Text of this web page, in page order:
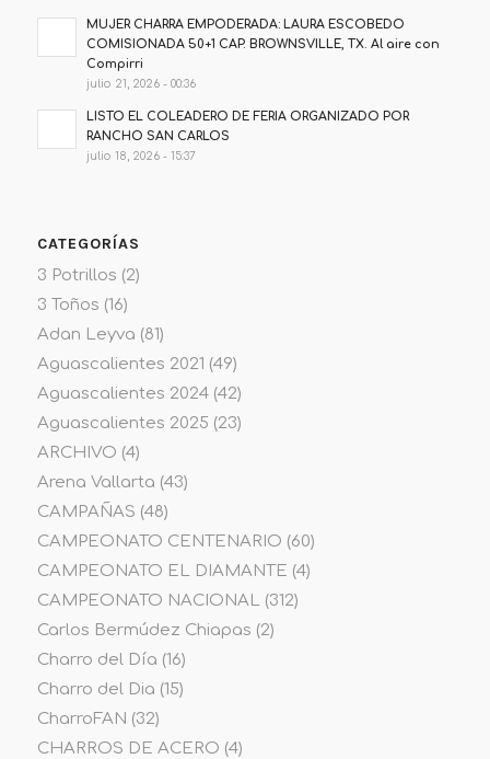
MUJER CHARRA EMPODERADA: LAURA ESCOBEDO
COMISIONADA 50+1 CAP. BROWNSVILLE, TX. Al aire con
Compirri
julio 21, 2026 - 00:36
LISTO EL COLEADERO DE FERIA ORGANIZADO POR
RANCHO SAN CARLOS
julio 18, 2026 - 15:37
CATEGORÍAS
3 Potrillos (2)
3 Toños (16)
Adan Leyva (81)
Aguascalientes 2021 (49)
Aguascalientes 2024(42)
Aguascalientes 2025 (23)
ARCHIVO (4)
Arena Vallarta (43)
CAMPAÑAS (48)
CAMPEONATO CENTENARIO (60)
CAMPEONATO EL DIAMANTE (4)
CAMPEONATO NACIONAL(312)
Carlos Bermúdez Chiapas (2)
Charro del Día (16)
Charro del Dia (15)
CharroFAN (32)
CHARROS DE ACERO (4)